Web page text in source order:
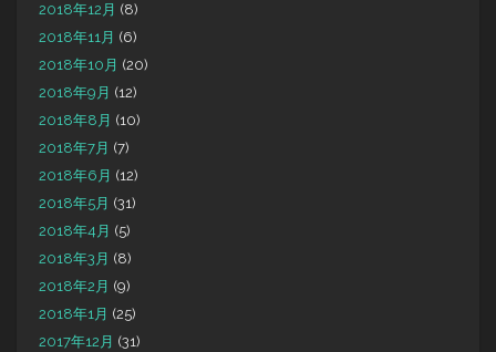
2018年12月 (8)
2018年11月 (6)
2018年10月 (20)
2018年9月 (12)
2018年8月 (10)
2018年7月 (7)
2018年6月 (12)
2018年5月 (31)
2018年4月 (5)
2018年3月 (8)
2018年2月 (9)
2018年1月 (25)
2017年12月 (31)